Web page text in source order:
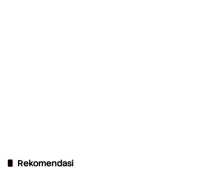
Rekomendasi